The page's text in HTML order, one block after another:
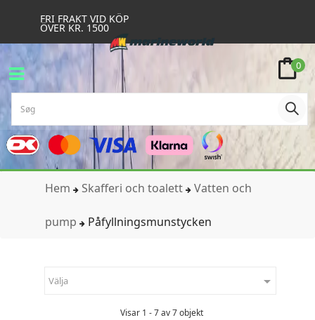
FRI FRAKT VID KÖP
ÖVER KR. 1500
0
Hem Skafferi och toalett Vatten och
pump Påfyllningsmunstycken
Välja 
Visar 1 - 7 av 7 objekt